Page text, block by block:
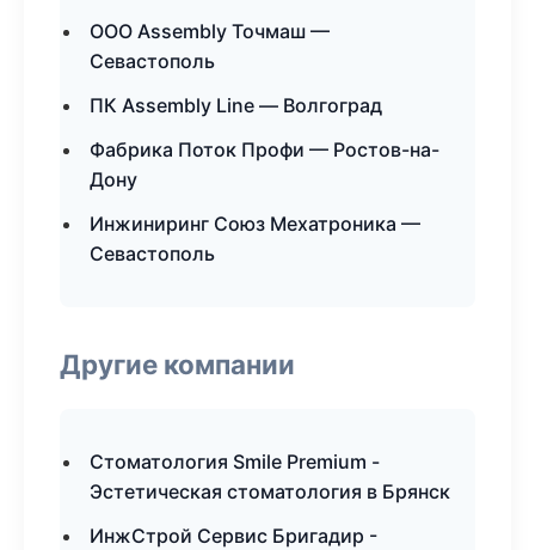
ООО Assembly Точмаш —
Севастополь
ПК Assembly Line — Волгоград
Фабрика Поток Профи — Ростов-на-
Дону
Инжиниринг Союз Мехатроника —
Севастополь
Другие компании
Стоматология Smile Premium -
Эстетическая стоматология в Брянск
ИнжСтрой Сервис Бригадир -